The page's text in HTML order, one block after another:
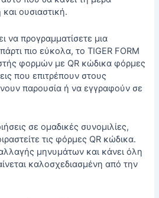
ουσιαστική.
να προγραμματίσετε μια
πιο εύκολα, το TIGER FORM
φορμών με QR κώδικαφόρμες
που επιτρέπουν στους
παρουσία ή να εγγραφούν σε
σε ομαδικές συνομιλίες,
τις φόρμες QR κώδικα.
μηνυμάτων και κάνει όλη
καλοσχεδιασμένη από την